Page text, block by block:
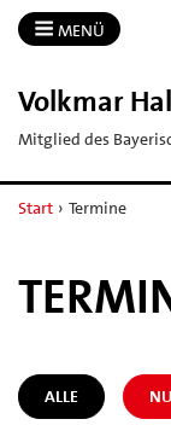
MENÜ
Volkmar
Mitglied des
Start › Termine
ALLE